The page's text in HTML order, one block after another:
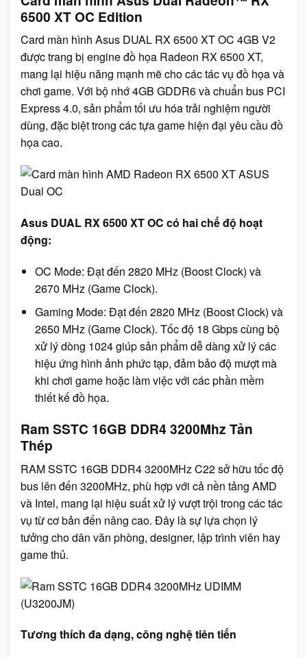
6500 XT OC Edition
Card màn hình Asus DUAL RX 6500 XT OC 4GB V2
được trang bị engine đồ họa Radeon RX 6500 XT,
mang lại hiệu năng mạnh mẽ cho các tác vụ đồ họa và
chơi game. Với bộ nhớ 4GB GDDR6 và chuẩn bus PCI
Express 4.0, sản phẩm tối ưu hóa trải nghiệm người
dùng, đặc biệt trong các tựa game hiện đại yêu cầu đồ
họa cao.
Asus DUAL RX 6500 XT OC có hai chế độ hoạt
động:
OC Mode: Đạt đến 2820 MHz (Boost Clock) và
2670 MHz (Game Clock).
Gaming Mode: Đạt đến 2820 MHz (Boost Clock) và
2650 MHz (Game Clock). Tốc độ 18 Gbps cùng bộ
xử lý dòng 1024 giúp sản phẩm dễ dàng xử lý các
hiệu ứng hình ảnh phức tạp, đảm bảo độ mượt mà
khi chơi game hoặc làm việc với các phần mềm
thiết kế đồ họa.
Ram SSTC 16GB DDR4 3200Mhz Tản
Thép
RAM SSTC 16GB DDR4 3200MHz C22 sở hữu tốc độ
bus lên đến 3200MHz, phù hợp với cả nền tảng AMD
và Intel, mang lại hiệu suất xử lý vượt trội trong các tác
vụ từ cơ bản đến nâng cao. Đây là sự lựa chọn lý
tưởng cho dân văn phòng, designer, lập trình viên hay
game thủ.
Tương thích đa dạng, công nghệ tiên tiến